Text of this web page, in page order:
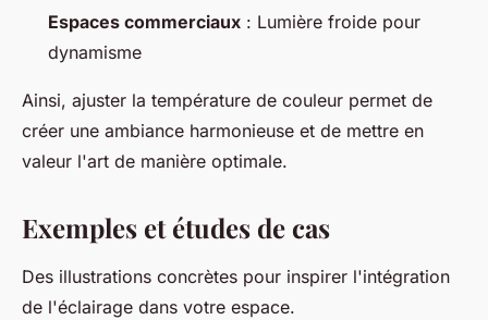
Espaces commerciaux : Lumière froide pour
dynamisme
Ainsi, ajuster la température de couleur permet de
créer une ambiance harmonieuse et de mettre en
valeur l'art de manière optimale.
Exemples et études de cas
Des illustrations concrètes pour inspirer l'intégration
de l'éclairage dans votre espace.